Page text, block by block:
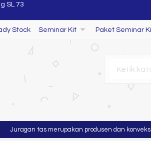
Stock Seminar Kit Paket Seminar
tas merupakan produsen dan konveksi tas